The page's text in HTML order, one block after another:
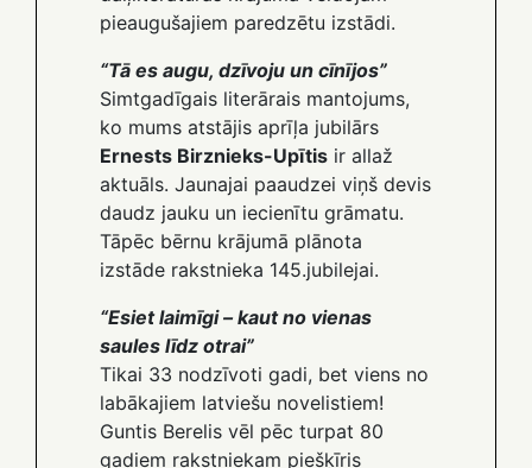
pieaugušajiem paredzētu izstādi.
“Tā es augu, dzīvoju un cīnījos”
Simtgadīgais literārais mantojums,
ko mums atstājis aprīļa jubilārs
Ernests Birznieks-Upītis ir allaž
aktuāls. Jaunajai paaudzei viņš devis
daudz jauku un iecienītu grāmatu.
Tāpēc bērnu krājumā plānota
izstāde rakstnieka 145.jubilejai.
“Esiet laimīgi – kaut no vienas
saules līdz otrai”
Tikai 33 nodzīvoti gadi, bet viens no
labākajiem latviešu novelistiem!
Guntis Berelis vēl pēc turpat 80
gadiem rakstniekam piešķīris